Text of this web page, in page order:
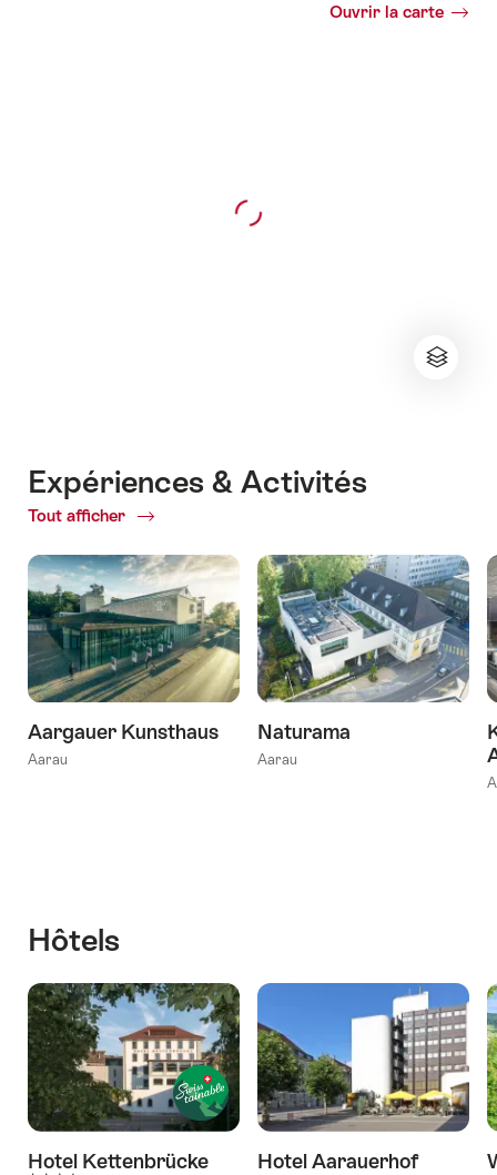
Ouvrir la carte
Expériences & Activités
Tout afficher
ofExpériences
Activités
Aargauer Kunsthaus
Aarau
Naturama
Aarau
Hôtels
Hotel Kettenbrücke Hotel Aarauerhof